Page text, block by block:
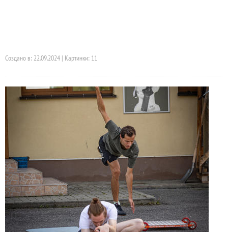
Создано в: 22.09.2024 | Картинки: 11